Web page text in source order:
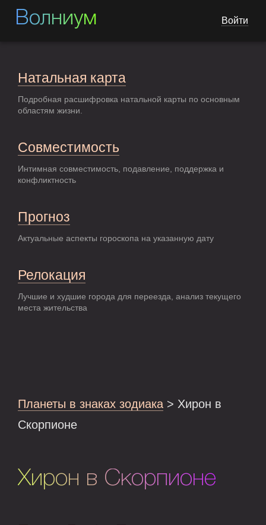
Волниум Войти
Натальная карта
Подробная расшифровка натальной карты по основным
областям жизни.
Совместимость
Интимная совместимость, подавление, поддержка и
конфликтность
Прогноз
Актуальные аспекты гороскопа на указанную дату
Релокация
Лучшие и худшие города для переезда, анализ текущего
места жительства
Планеты в знаках зодиака > Хирон в
Скорпионе
Хирон в Скорпионе